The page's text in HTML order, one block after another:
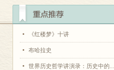
《红楼梦》十讲
布哈拉史
世界历史哲学讲演录：历史中的...